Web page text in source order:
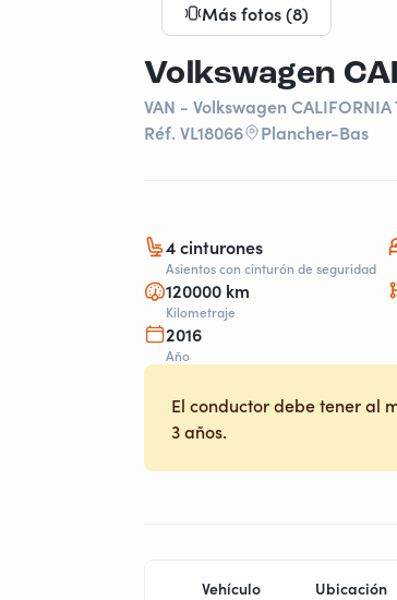
Más fotos (8)
Volkswagen
VAN - Volkswagen CALIFORNIA
Réf. VL18066
Plancher-Bas
4 cinturones
Asientos con cinturón de seguridad
120000 km
Kilometraje
2016
Año
El conductor debe tener al
3 años.
Vehículo Ubicación